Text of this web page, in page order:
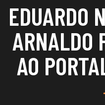
EDUARDO
ARNALDO
AO